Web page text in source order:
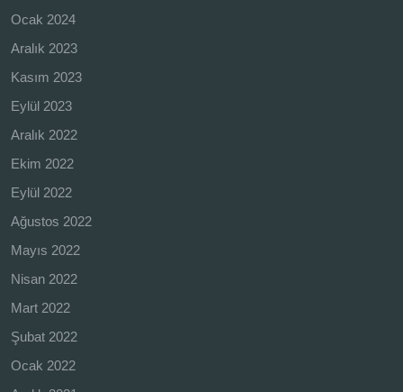
Ocak 2024
Aralık 2023
Kasım 2023
Eylül 2023
Aralık 2022
Ekim 2022
Eylül 2022
Ağustos 2022
Mayıs 2022
Nisan 2022
Mart 2022
Şubat 2022
Ocak 2022